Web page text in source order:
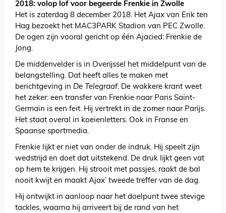
2018: volop lof voor begeerde Frenkie in Zwolle
Het is zaterdag 8 december 2018. Het Ajax van Erik ten
Hag bezoekt het MAC3PARK Stadion van PEC Zwolle.
De ogen zijn vooral gericht op één Ajacied: Frenkie de
Jong.
De middenvelder is in Overijssel het middelpunt van de
belangstelling. Dat heeft alles te maken met
berichtgeving in De Telegraaf. De wakkere krant weet
het zeker: een transfer van Frenkie naar Paris Saint-
Germain is een feit. Hij vertrekt in de zomer naar Parijs.
Het staat overal in koeienletters. Ook in Franse en
Spaanse sportmedia.
Frenkie lijkt er niet van onder de indruk. Hij speelt zijn
wedstrijd en doet dat uitstekend. De druk lijkt geen vat
op hem te krijgen. Hij strooit met passjes, raakt de bal
nooit kwijt en maakt Ajax’ tweede treffer van de dag.
Hij ontwijkt in aanloop naar het doelpunt twee stevige
tackles, waarna hij arriveert bij de rand van het